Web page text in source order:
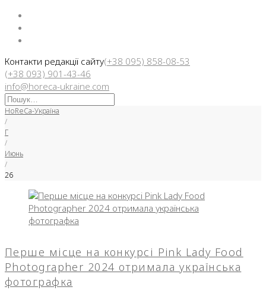
Контакти редакції сайту(+38 095) 858-08-53
(+38 093) 901-43-46
info@horeca-ukraine.com
Искать:
HoReCa-Україна
/
Г
/
Июнь
/
26
День:
26.06.2024
Перше місце на конкурсі Pink Lady Food
Photographer 2024 отримала українська
фотографка